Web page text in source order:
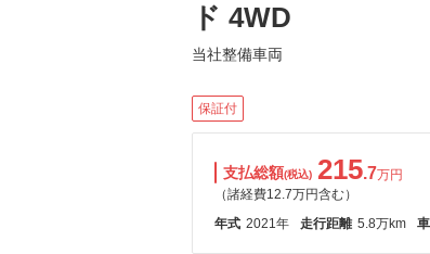
ド 4WD
当社整備車両
保証付
支払総額(税込) 215.7万円
（諸経費12.7万円含む）
年式 2021年 走行距離 5.8万km